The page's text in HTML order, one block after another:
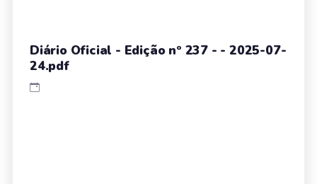
Diário Oficial - Edição nº 237 - - 2025-07-
24.pdf